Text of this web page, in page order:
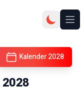
Kalender2028
2028